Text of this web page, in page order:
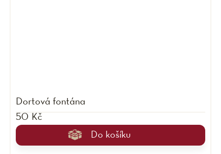
Dortová fontána
50 Kč
Do košíku